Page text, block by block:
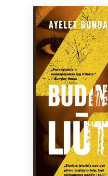
Naujienos
Bibliotekoms